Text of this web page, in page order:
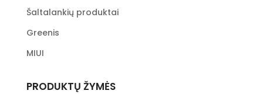
Šaltalankių produktai
Greenis
MIUI
PRODUKTŲ ŽYMĖS